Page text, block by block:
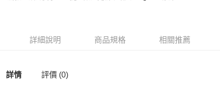
【關於「AFTEE先享後付」】
AFTEE先享後付是「在收到商品之後才付款」的支付方式。 讓您購物簡單
ATM付款
詳細說明 商品規格 相關推薦
詳情 評價 (0)